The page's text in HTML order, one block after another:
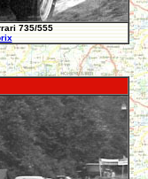
735/555